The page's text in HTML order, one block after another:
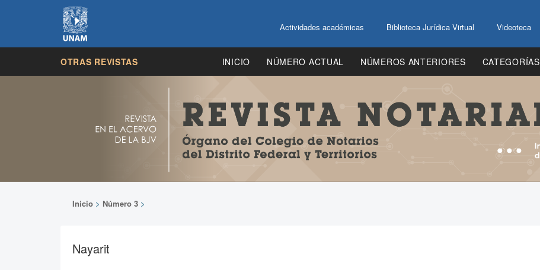
Actividades académicas Biblioteca Jurídica Virtual Videoteca
OTRAS REVISTAS INICIO NÚMERO ACTUAL NÚMEROS ANTERIORES CATEGORÍAS
Inicio > Número 3 >
Nayarit